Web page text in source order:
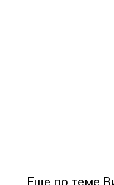
Еще по теме